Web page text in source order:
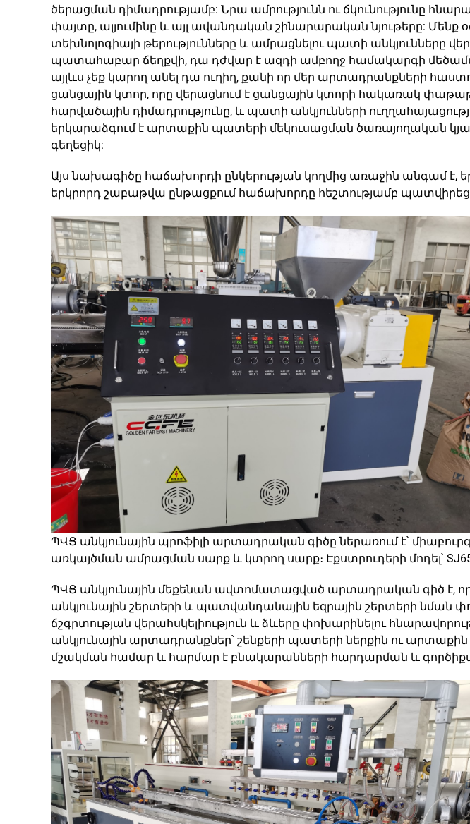
ծերացման դիմադրությամբ: Նրա ամրությունն ու ճկունությունը
փայտը, ալյումինը և այլ ավանդական շինարարական նյութերը: Մենք
տեխնոլոգիայի թերությունները և ամրացնելու պատի անկյունները
պատահաբար ճեղքվի, դա դժվար է ազդի ամբողջ համակարգի
այլևս չեք կարող անել դա ուղիղ, քանի որ մեր արտադրանքների
ցանցային կտոր, որը վերացնում է ցանցային կտորի հակառակ
հարվածային դիմադրությունը, և պատի անկյունների
երկարաձգում է արտաքին պատերի մեկուսացման ծառայողական
գեղեցիկ:
Այս նախագիծը հաճախորդի ընկերության կողմից առաջին անգամ է,
երկրորդ շաբաթվա ընթացքում հաճախորդը հեշտությամբ պատվիրեց
ՊՎՑ անկյունային պրոֆիլի արտադրական գիծը ներառում է՝
առկայծման ամրացման սարք և կտրող սարք։ Էքստրուդերի մոդել՝ SJ65
ՊՎՑ անկյունային մեքենան ավտոմատացված արտադրական գիծ է,
անկյունային շերտերի և պատվանդանային եզրային շերտերի նման
ճշգրտության վերահսկելիություն և ձևերը փոխարինելու
անկյունային արտադրանքներ՝ շենքերի պատերի ներքին ու
մշակման համար և հարմար է բնակարանների հարդարման և